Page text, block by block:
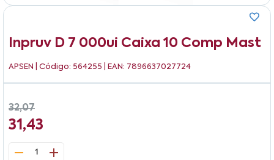
Inpruv D 7 000ui Caixa 10 Comp Mast
APSEN | Código: 564255 | EAN: 7896637027724
32,07
31,43
1